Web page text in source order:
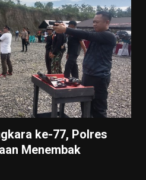
ke-77, Polres
Menembak